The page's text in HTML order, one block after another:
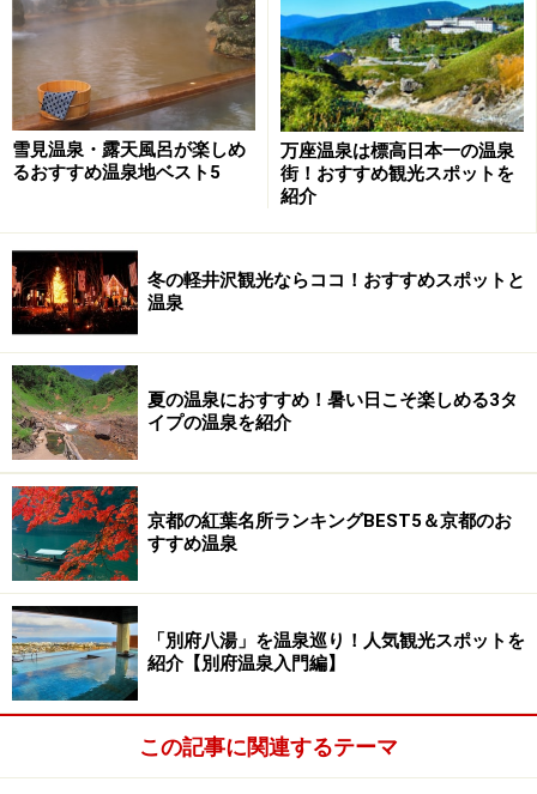
雪見温泉・露天風呂が楽しめ
るおすすめ温泉地ベスト5
万座温泉は標高日本一の温泉
街！おすすめ観光スポットを
紹介
冬の軽井沢観光ならココ！おすすめスポットと
温泉
夏の温泉におすすめ！暑い日こそ楽しめる3タ
イプの温泉を紹介
京都の紅葉名所ランキングBEST5＆京都のお
すすめ温泉
「別府八湯」を温泉巡り！人気観光スポットを
紹介【別府温泉入門編】
この記事に関連するテーマ